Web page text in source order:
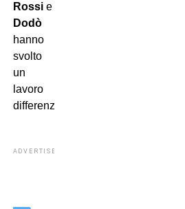
Rossie
Dodò
hanno
svolto
un
lavoro
differenziato.
ADVERTISEMENT